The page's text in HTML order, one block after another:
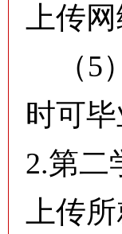
上传
（5
时可毕
2.第二
上传